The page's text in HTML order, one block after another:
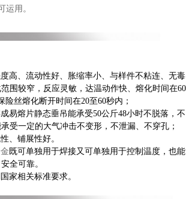
运用。
高、流动性好、胀缩率小、与样件不粘连、无毒
围较窄， 反应灵敏，达温动作快、熔化时间在60
险丝熔化断开时间在20至60秒内；
成易熔片静态垂吊能承受50公斤48小时不脱落，不
受一定的大气冲击不变形，不泄漏、不穿孔；
、铺展性好。
既可单独用于焊接又可单独用于控制温度，也能
全可靠。
家相关标准要求。